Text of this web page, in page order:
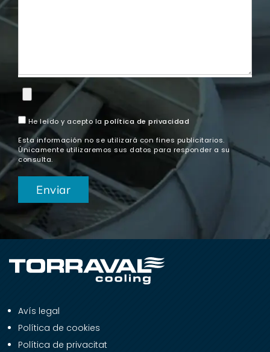
He leído y acepto la política de privacidad
Esta información no se utilizará con fines publicitarios.
Únicamente utilizaremos sus datos para responder a su
consulta.
Avís legal
Política de cookies
Política de privacitat